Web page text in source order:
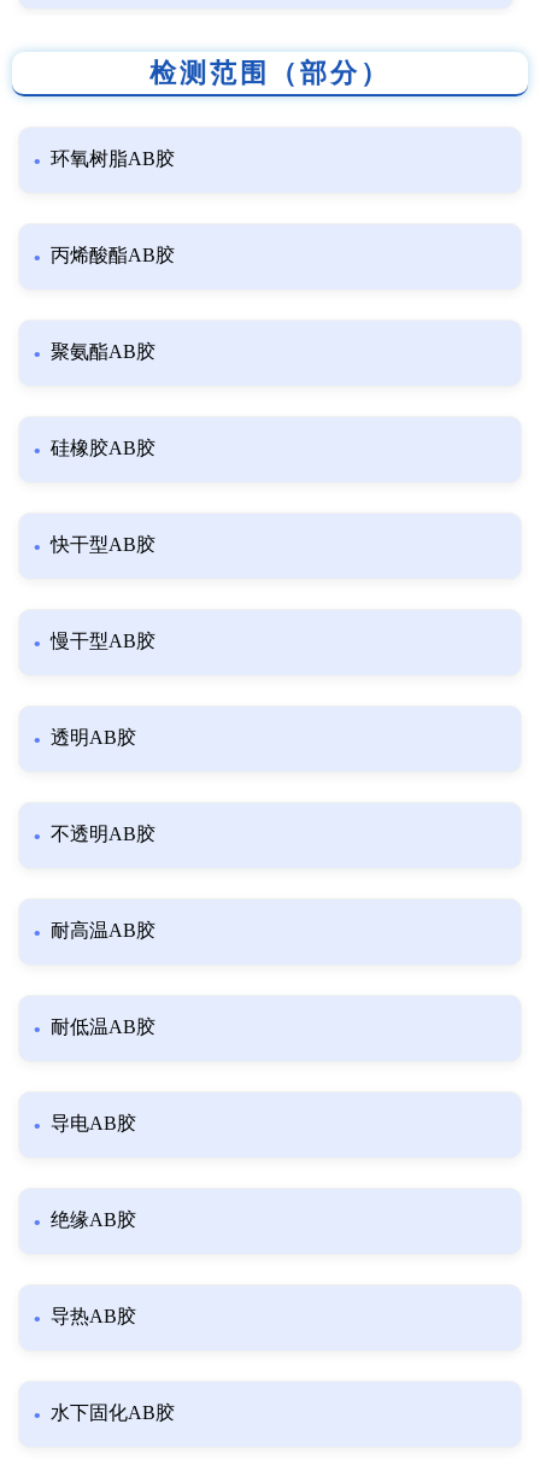
检测范围（部分）
环氧树脂AB胶
丙烯酸酯AB胶
聚氨酯AB胶
硅橡胶AB胶
快干型AB胶
慢干型AB胶
透明AB胶
不透明AB胶
耐高温AB胶
耐低温AB胶
导电AB胶
绝缘AB胶
导热AB胶
水下固化AB胶